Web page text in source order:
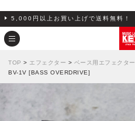
5,000円以上お買い上げで送料無料！
TOP > エフェクター > ベース用エフェクター
BV-1V [BASS OVERDRIVE]